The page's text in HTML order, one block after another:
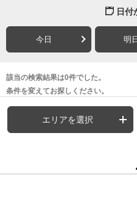
日付
今日 明日
該当の検索結果は0件でした。
条件を変えてお探しください。
エリアを選択